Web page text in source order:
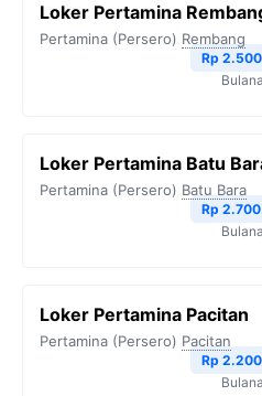
Loker Pertamina
Pertamina (Persero) Rembang
Rp
Loker Pertamina Batu
Pertamina (Persero) Batu Bara
Rp
Loker Pertamina Pacitan
Pertamina (Persero) Pacitan
Rp